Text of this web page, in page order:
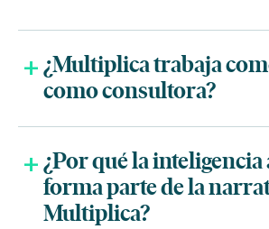
¿Multiplica trabaja
como consultora?
¿Por qué la
forma parte de la
Multiplica?